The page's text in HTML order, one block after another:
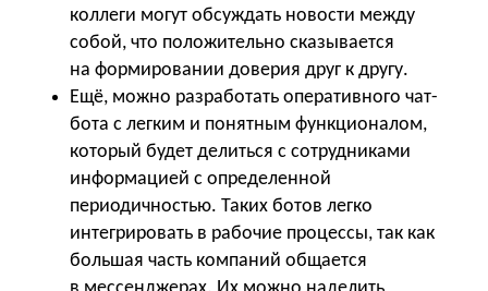
коллеги могут обсуждать новости между
собой, что положительно сказывается
на формировании доверия друг к другу.
Ещё, можно разработать оперативного чат-
бота с легким и понятным функционалом,
который будет делиться с сотрудниками
информацией с определенной
периодичностью. Таких ботов легко
интегрировать в рабочие процессы, так как
большая часть компаний общается